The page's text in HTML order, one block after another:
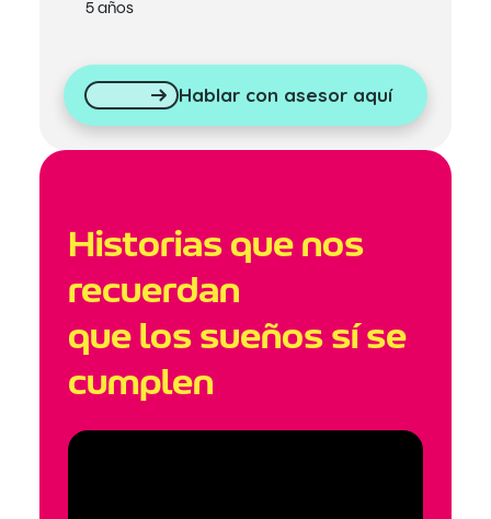
5 años
Hablar con asesor aquí
Historias que nos
recuerdan
que los sueños sí se
cumplen